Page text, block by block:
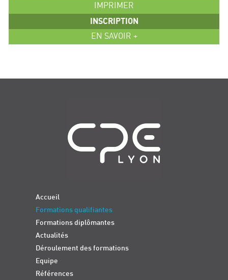
IMPRIMER
INSCRIPTION
EN SAVOIR +
Accueil
Formations qualifiantes
Formations diplômantes
Actualités
Déroulement des formations
Equipe
Références